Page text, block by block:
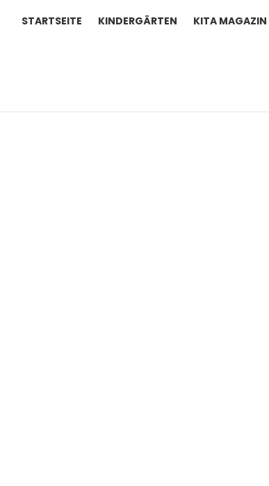
STARTSEITE KINDERGÄRTEN KITA MAGAZIN